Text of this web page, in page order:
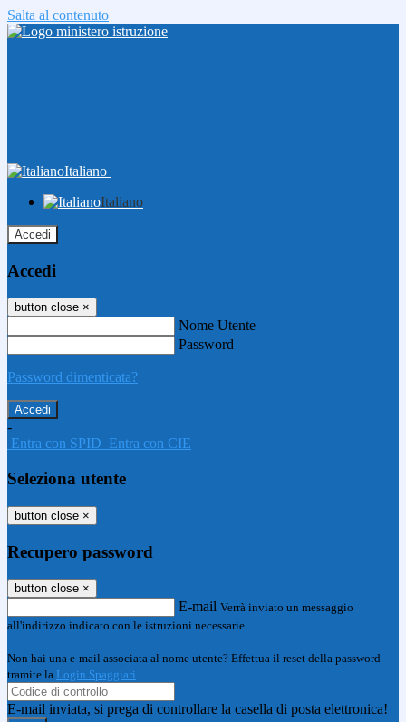
Salta al contenuto
Italiano
Italiano
Accedi
Accedi
button close ×
Nome Utente
Password
Password dimenticata?
-
Entra con SPID Entra con CIE
Seleziona utente
button close ×
Recupero password
button close ×
E-mail Verrà inviato un messaggio
all'indirizzo indicato con le istruzioni necessarie.
Non hai una e-mail associata al nome utente? Effettua il reset della password
tramite la Login Spaggiari
E-mail inviata, si prega di controllare la casella di posta elettronica!